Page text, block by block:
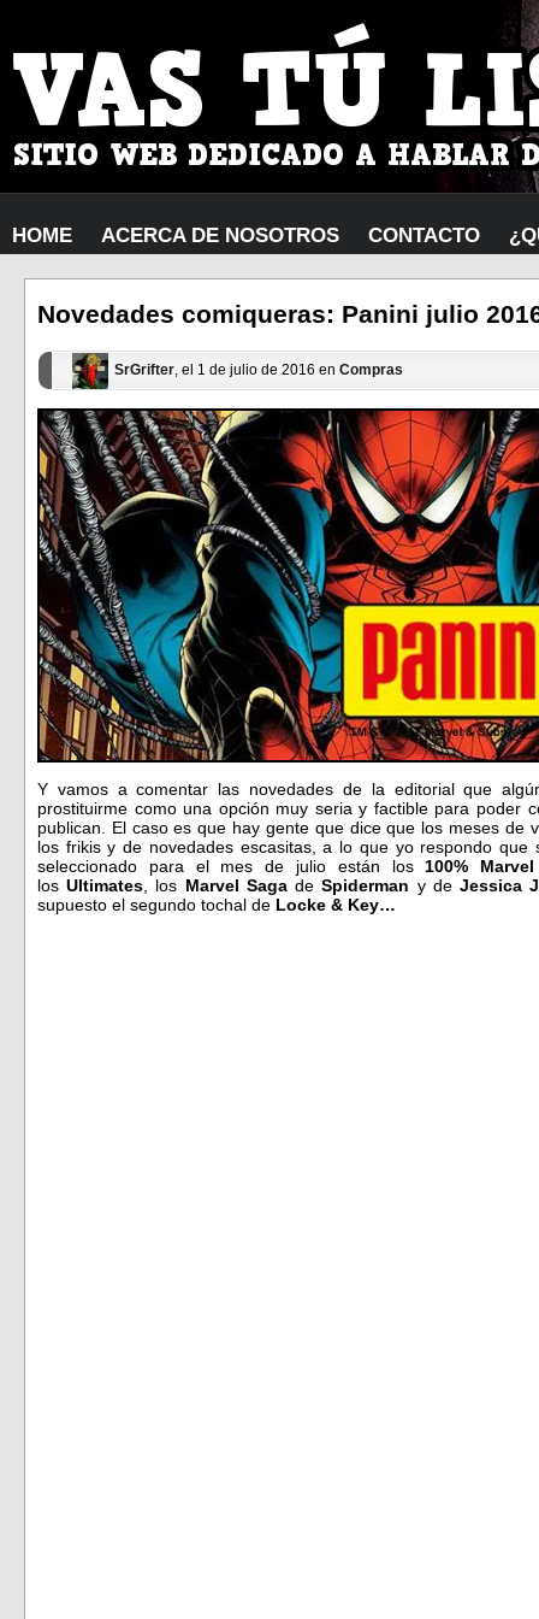
HOME ACERCA DE NOSOTROS CONTACTO
Novedades comiqueras: Panini julio
SrGrifter, el 1 de julio de 2016 en Compras
Y vamos a comentar las novedades de la editorial que
prostituirme como una opción muy seria y factible para poder
publican. El caso es que hay gente que dice que los meses de
los frikis y de novedades escasitas, a lo que yo respondo
seleccionado para el mes de julio están los 100% Marvel
losUltimates , los Marvel SagadeSpiderman y deJessica
supuesto el segundo tochal de Locke & Key…